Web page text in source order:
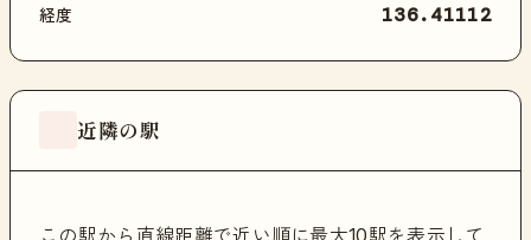
経度 136.41112
近隣の駅
この駅から直線距離で近い順に最大10駅を表示して